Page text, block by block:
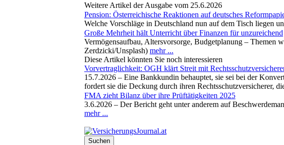
Weitere Artikel der Ausgabe vom 25.6.2026
Pension: Österreichische Reaktionen auf deutsches
Welche Vorschläge in Deutschland nun auf dem Tisch liegen
Große Mehrheit hält Unterricht über Finanzen für unzureichend
Vermögensaufbau, Altersvorsorge, Budgetplanung – Themen
Zerdzicki/Unsplash) mehr ...
Diese Artikel könnten Sie noch interessieren
Vorvertraglichkeit: OGH klärt Streit mit
15.7.2026 – Eine Bankkundin behauptet, sie sei bei der
fordert sie die Deckung durch ihren
FMA zieht Bilanz über ihre Prüftätigkeiten 2025
3.6.2026 – Der Bericht geht unter anderem auf
mehr ...